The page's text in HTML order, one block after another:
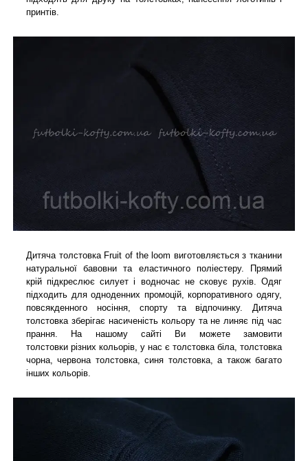
принтів.
Дитяча толстовка Fruit of the loom виготовляється з тканини
натуральної бавовни та еластичного поліестеру. Прямий
крій підкреслює силует і водночас не сковує рухів. Одяг
підходить для одноденних промоцій, корпоративного одягу,
повсякденного носіння, спорту та відпочинку. Дитяча
толстовка зберігає насиченість кольору та не линяє під час
прання. На нашому сайті Ви можете замовити
толстовки різних кольорів, у нас є толстовка біла, толстовка
чорна, червона толстовка, синя толстовка, а також багато
інших кольорів.